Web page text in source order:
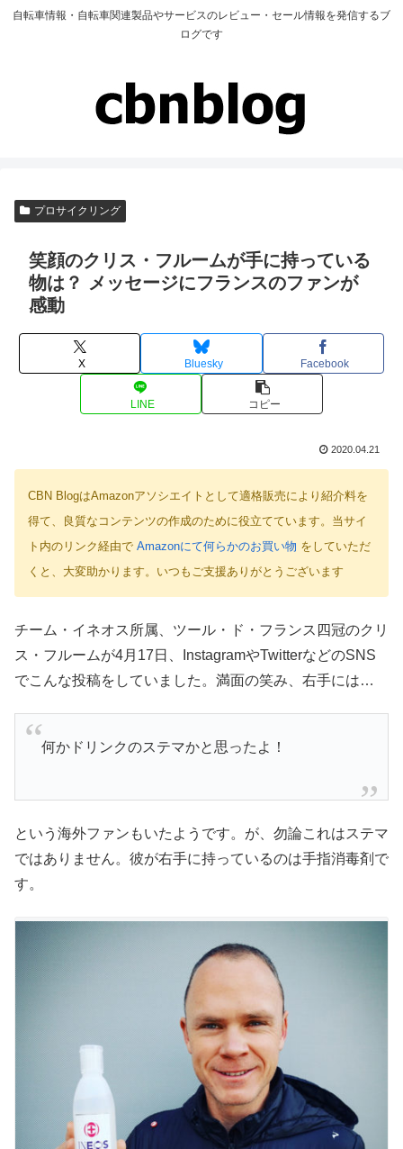
自転車情報・自転車関連製品やサービスのレビュー・セール情報を発信するブ
ログです
プロサイクリング
笑顔のクリス・フルームが手に持っている
物は？ メッセージにフランスのファンが
感動
X Bluesky Facebook
LINE コピー
2020.04.21
CBN BlogはAmazonアソシエイトとして適格販売により紹介料を
得て、良質なコンテンツの作成のために役立てています。当サイ
ト内のリンク経由で Amazonにて何らかのお買い物 をしていただ
くと、大変助かります。いつもご支援ありがとうございます
チーム・イネオス所属、ツール・ド・フランス四冠のクリ
ス・フルームが4月17日、InstagramやTwitterなどのSNS
でこんな投稿をしていました。満面の笑み、右手には…
何かドリンクのステマかと思ったよ！
という海外ファンもいたようです。が、勿論これはステマ
ではありません。彼が右手に持っているのは手指消毒剤で
す。